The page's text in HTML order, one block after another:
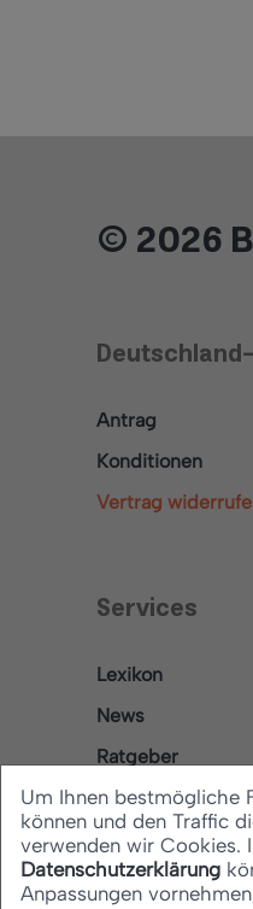
© 2026
Antrag
Konditionen
Vertrag
Services
Lexikon
News
Ratgeber
Rechtliches
Um Ihnen bestmögliche
können und den Traffic
verwenden wir Cookies.
Datenschutzerklärung
Anpassungen